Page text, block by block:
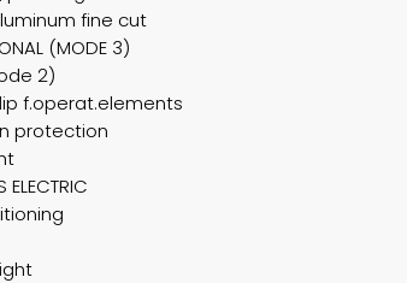
fine cut
(MODE 3)
2)
f.operat.elements
protection